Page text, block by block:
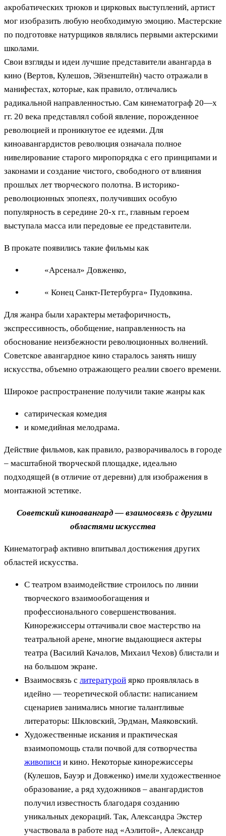
акробатических трюков и цирковых выступлений, артист
мог изобразить любую необходимую эмоцию. Мастерские
по подготовке натурщиков являлись первыми актерскими
школами.
Свои взгляды и идеи лучшие представители авангарда в
кино (Вертов, Кулешов, Эйзенштейн) часто отражали в
манифестах, которые, как правило, отличались
радикальной направленностью. Сам кинематограф 20—х
гг. 20 века представлял собой явление, порожденное
революцией и проникнутое ее идеями. Для
киноавангардистов революция означала полное
нивелирование старого миропорядка с его принципами и
законами и создание чистого, свободного от влияния
прошлых лет творческого полотна. В историко-
революционных эпопеях, получивших особую
популярность в середине 20-х гг., главным героем
выступала масса или передовые ее представители.
В прокате появились такие фильмы как
«Арсенал» Довженко,
« Конец Санкт-Петербурга» Пудовкина.
Для жанра были характеры метафоричность,
экспрессивность, обобщение, направленность на
обоснование неизбежности революционных волнений.
Советское авангардное кино старалось занять нишу
искусства, объемно отражающего реалии своего времени.
Широкое распространение получили такие жанры как
сатирическая комедия
и комедийная мелодрама.
Действие фильмов, как правило, разворачивалось в городе
– масштабной творческой площадке, идеально
подходящей (в отличие от деревни) для изображения в
монтажной эстетике.
Советский киноавангард — взаимосвязь с другими
областями искусства
Кинематограф активно впитывал достижения других
областей искусства.
С театром взаимодействие строилось по линии
творческого взаимообогащения и
профессионального совершенствования.
Кинорежиссеры оттачивали свое мастерство на
театральной арене, многие выдающиеся актеры
театра (Василий Качалов, Михаил Чехов) блистали и
на большом экране.
Взаимосвязь с литературой ярко проявлялась в
идейно — теоретической области: написанием
сценариев занимались многие талантливые
литераторы: Шкловский, Эрдман, Маяковский.
Художественные искания и практическая
взаимопомощь стали почвой для сотворчества
живописи и кино. Некоторые кинорежиссеры
(Кулешов, Бауэр и Довженко) имели художественное
образование, а ряд художников – авангардистов
получил известность благодаря созданию
уникальных декораций. Так, Александра Экстер
участвовала в работе над «Аэлитой», Александр